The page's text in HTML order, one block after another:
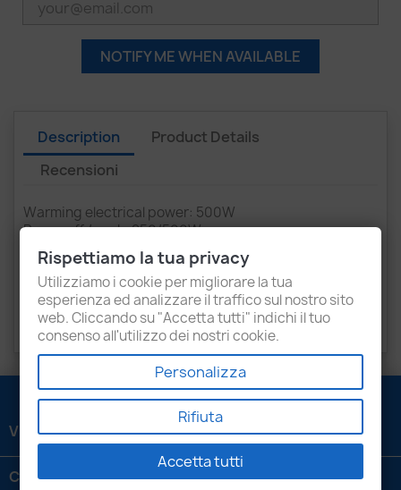
NOTIFY ME WHEN AVAILABLE
Description
Product Details
Recensioni
Warming electrical power: 500W
Power eff./peak: 250/500W
Total electric power: 750W
Power supply: 220V (±/-10%) -50/60Hz
Capacity’: 14 lt.
Weight: 8 Kg.
Freq. Ultrasuoni: 22Khz
VENEZIANI LUIGI SRL 
CONTATTACI 
Rispettiamo la tua privacy
Utilizziamo i cookie per migliorare la tua
esperienza ed analizzare il traffico sul nostro sito
web. Cliccando su "Accetta tutti" indichi il tuo
consenso all'utilizzo dei nostri cookie.
Personalizza
Rifiuta
Accetta tutti